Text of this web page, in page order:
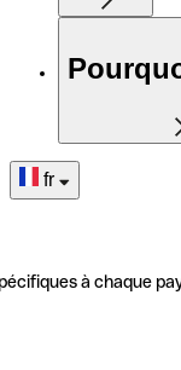
fr
à chaque